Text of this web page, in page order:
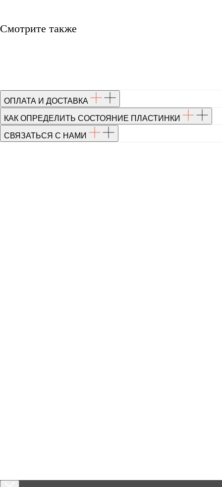
Смотрите также
ОПЛАТА И ДОСТАВКА
КАК ОПРЕДЕЛИТЬ СОСТОЯНИЕ ПЛАСТИНКИ
СВЯЗАТЬСЯ С НАМИ